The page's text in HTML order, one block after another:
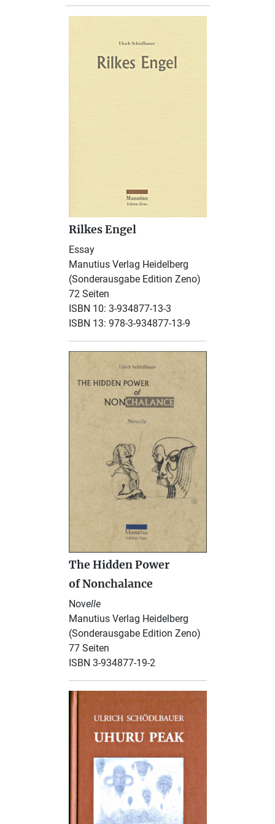
Rilkes Engel
Essay
Manutius Verlag Heidelberg
(Sonderausgabe Edition Zeno)
72 Seiten
ISBN 10: 3-934877-13-3
ISBN 13: 978-3-934877-13-9
The Hidden Power
of Nonchalance
Novelle
Manutius Verlag Heidelberg
(Sonderausgabe Edition Zeno)
77 Seiten
ISBN 3-934877-19-2